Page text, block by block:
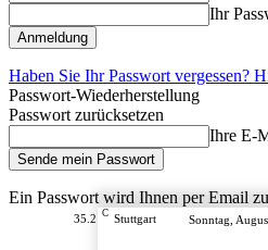
Ihr
Haben Sie Ihr Passwort vergessen?
Passwort-Wiederherstellung
Passwort zurücksetzen
Ihre E-
Ein Passwort wird Ihnen per Email
35.2 C Stuttgart Sonntag,